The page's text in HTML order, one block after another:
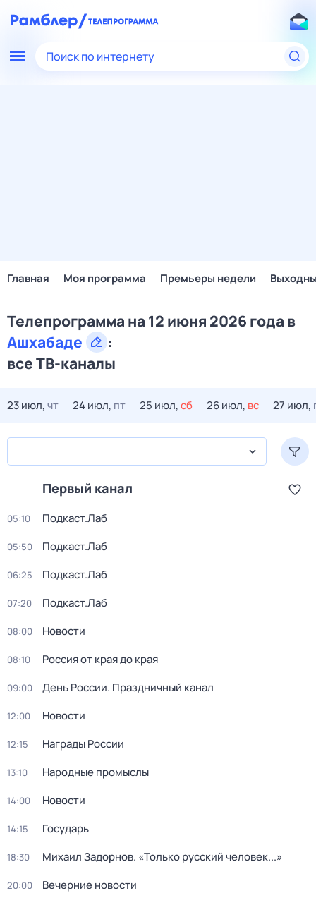
Поиск по интернету
Главная Моя программа Премьеры недели
Телепрограмма на 12 июня 2026 года в
Ашхабаде
:
все ТВ-каналы
23 июл,чт 24 июл, пт 25 июл,сб 26 июл, вс 27 июл,
Первый канал
05:10 Подкаст.Лаб
05:50 Подкаст.Лаб
06:25 Подкаст.Лаб
07:20 Подкаст.Лаб
08:00 Новости
08:10 Россия от края до края
09:00 День России. Праздничный канал
12:00 Новости
12:15 Награды России
13:10 Народные промыслы
14:00 Новости
14:15 Государь
18:30 Михаил Задорнов. «Только русский человек...»
20:00 Вечерние новости